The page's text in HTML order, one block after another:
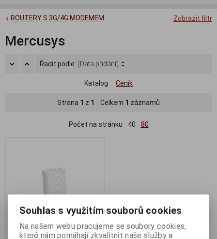
Zobrazit filtr
ROUTERY S 3G/4G MODEMEM
Mercusys
Řadit podle: (Data přidání)
Katalog Ceník
Strana 1 z 1 Celkem 1 záznamů
Počet na stránku 40 80
Souhlas s využitím souborů cookies
Na našem webu pracujeme se soubory cookies,
které nám pomáhají zkvalitnit naše služby a